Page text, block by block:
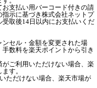
支払い用バーコード付きの請
示に基づき株式会社ネットプ
取後14日以内にお支払いくだ
セル・金額を変更された場
数料を楽天ポイントから引き
ご利用いただけない場合、楽
す。
ただけない場合、楽天市場が